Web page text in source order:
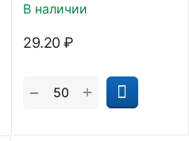
В наличии
29.20 ₽
+
−